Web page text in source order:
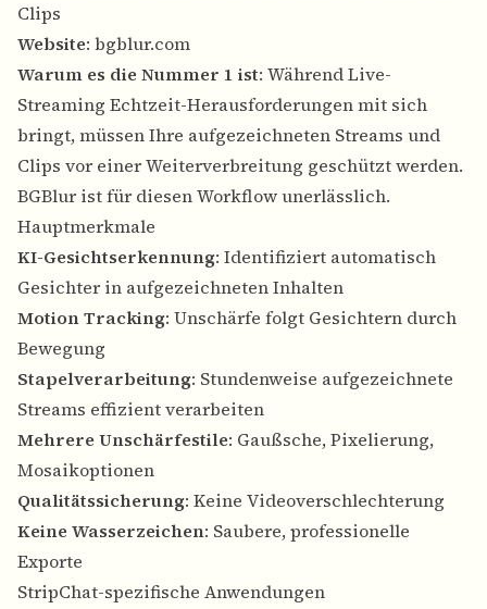
Clips
Website: bgblur.com
Warum es die Nummer 1 ist: Während Live-
Streaming Echtzeit-Herausforderungen mit sich
bringt, müssen Ihre aufgezeichneten Streams und
Clips vor einer Weiterverbreitung geschützt werden.
BGBlur ist für diesen Workflow unerlässlich.
Hauptmerkmale
KI-Gesichtserkennung: Identifiziert automatisch
Gesichter in aufgezeichneten Inhalten
Motion Tracking: Unschärfe folgt Gesichtern durch
Bewegung
Stapelverarbeitung: Stundenweise aufgezeichnete
Streams effizient verarbeiten
Mehrere Unschärfestile: Gaußsche, Pixelierung,
Mosaikoptionen
Qualitätssicherung: Keine Videoverschlechterung
Keine Wasserzeichen: Saubere, professionelle
Exporte
StripChat-spezifische Anwendungen